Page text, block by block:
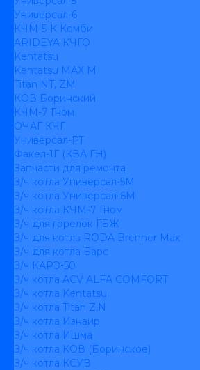
Универсал-6
КЧМ-5-К Комби
ARIDEYA КЧГО
Kentatsu
Kentatsu MAX M
Titan NT, ZM
КОВ Боринский
КЧМ-7 Гном
ОЧАГ КЧГ
Универсал-РТ
Факел-1Г (КВА ГН)
Запчасти для ремонта
З/ч котла Универсал-5М
З/ч котла Универсал-6М
З/ч котла КЧМ-7 Гном
З/ч для горелок ГБЖ
З/ч для котла RODA Brenner Max
З/ч для котла Барс
З/ч КАРЭ-50
З/ч котла ACV ALFA COMFORT
З/ч котла Kentatsu
З/ч котла Titan Z,N
З/ч котла Изнаир
З/ч котла Ишма
З/ч котла КОВ (Боринское)
З/ч котла КСУВ